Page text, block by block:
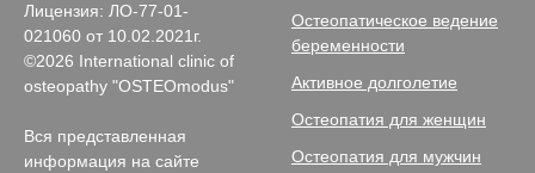
Лицензия: ЛО-77-01-
021060 от 10.02.2021г.
©2026 International clinic of
osteopathy "OSTEOmodus"
Вся представленная
информация на сайте
Остеопатическое ведение
беременности
Активное долголетие
Остеопатия для женщин
Остеопатия для мужчин